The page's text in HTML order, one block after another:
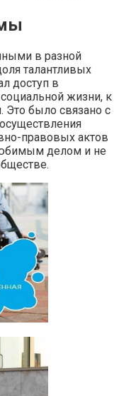
в разной
талантливых
доступ в
жизни, к
Это было связано с
правовых актов
делом и не